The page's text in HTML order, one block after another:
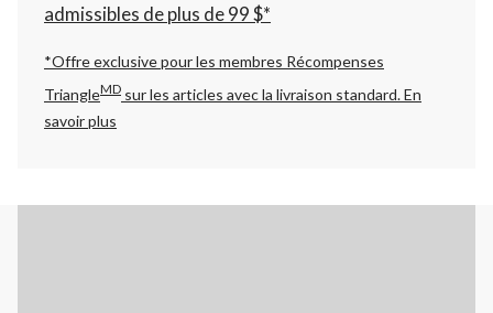
admissibles de plus de 99 $*
*Offre exclusive pour les membres Récompenses
TriangleMD sur les articles avec la livraison standard.En
savoir plus